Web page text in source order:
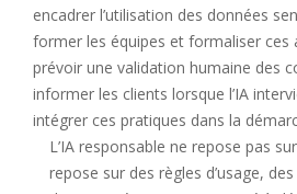
encadrer l’utilisation des données
former les équipes et formaliser ces
prévoir une validation humaine des
informer les clients lorsque l’IA
intégrer ces pratiques dans la
L’IA responsable ne repose pas
repose sur des règles d’usage,